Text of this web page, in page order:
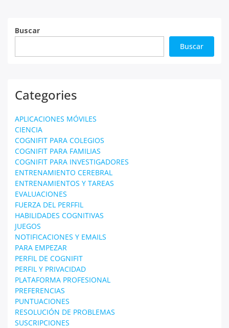
Buscar
Buscar
Categories
APLICACIONES MÓVILES
CIENCIA
COGNIFIT PARA COLEGIOS
COGNIFIT PARA FAMILIAS
COGNIFIT PARA INVESTIGADORES
ENTRENAMIENTO CEREBRAL
ENTRENAMIENTOS Y TAREAS
EVALUACIONES
FUERZA DEL PERFFIL
HABILIDADES COGNITIVAS
JUEGOS
NOTIFICACIONES Y EMAILS
PARA EMPEZAR
PERFIL DE COGNIFIT
PERFIL Y PRIVACIDAD
PLATAFORMA PROFESIONAL
PREFERENCIAS
PUNTUACIONES
RESOLUCIÓN DE PROBLEMAS
SUSCRIPCIONES